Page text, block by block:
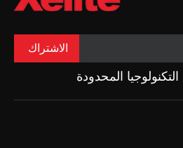
الاشتراك